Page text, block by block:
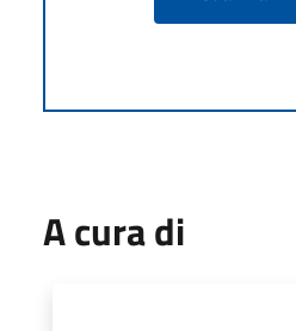
A cura di